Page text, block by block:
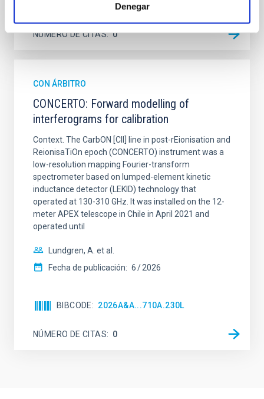
Denegar
2026A&A...710A..70S
NÚMERO DE CITAS 0
CON ÁRBITRO
CONCERTO: Forward modelling of
interferograms for calibration
Context. The CarbON [CII] line in post-rEionisation and
ReionisaTiOn epoch (CONCERTO) instrument was a
low-resolution mapping Fourier-transform
spectrometer based on lumped-element kinetic
inductance detector (LEKID) technology that
operated at 130-310 GHz. It was installed on the 12-
meter APEX telescope in Chile in April 2021 and
operated until
Lundgren, A. et al.
Fecha de publicación: 6 2026
BIBCODE 2026A&A...710A.230L
NÚMERO DE CITAS 0